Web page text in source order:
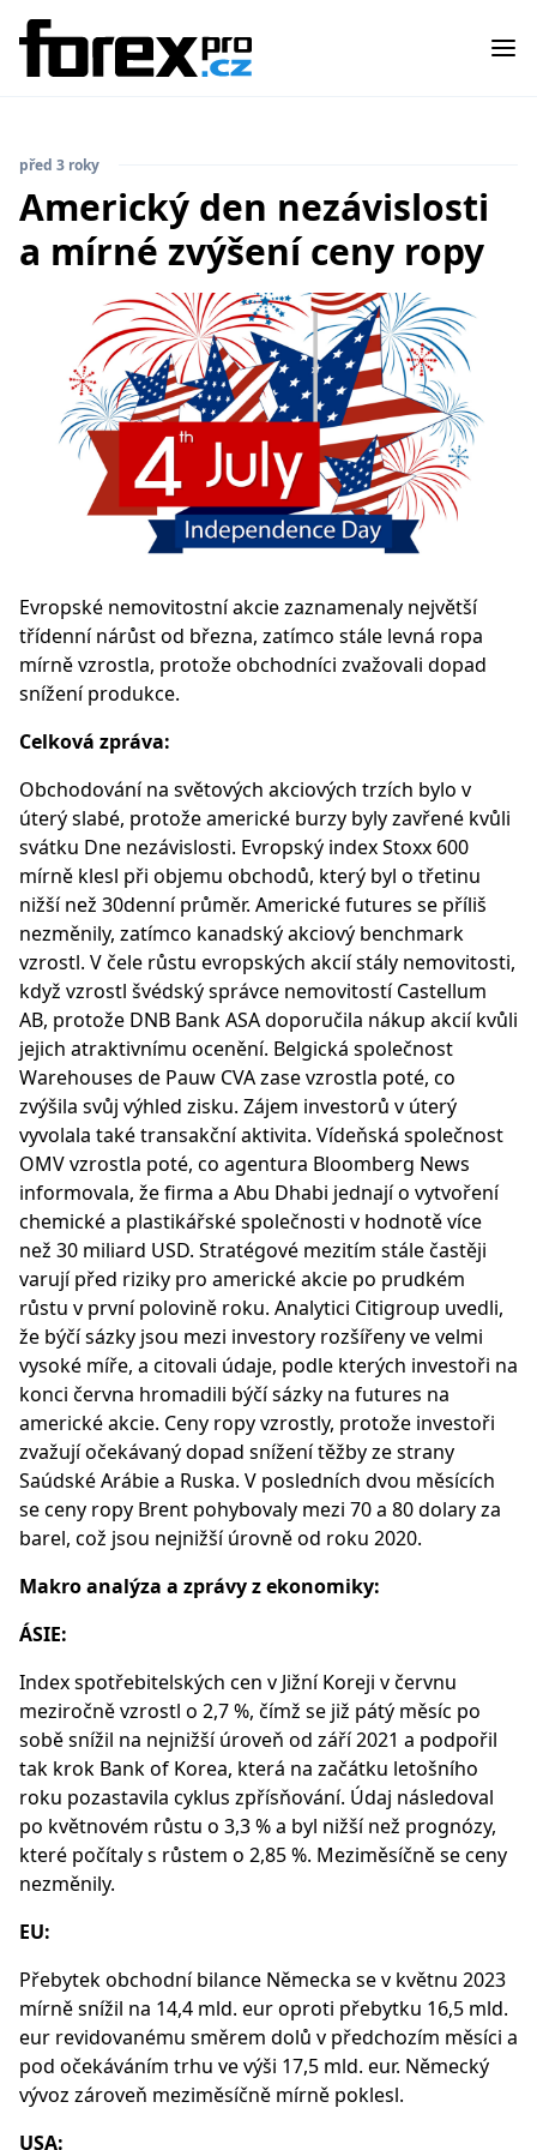
před 3 roky
Americký den nezávislosti
a mírné zvýšení ceny ropy
Evropské nemovitostní akcie zaznamenaly největší
třídenní nárůst od března, zatímco stále levná ropa
mírně vzrostla, protože obchodníci zvažovali dopad
snížení produkce.
Celková zpráva:
Obchodování na světových akciových trzích bylo v
úterý slabé, protože americké burzy byly zavřené kvůli
svátku Dne nezávislosti. Evropský index Stoxx 600
mírně klesl při objemu obchodů, který byl o třetinu
nižší než 30denní průměr. Americké futures se příliš
nezměnily, zatímco kanadský akciový benchmark
vzrostl. V čele růstu evropských akcií stály nemovitosti,
když vzrostl švédský správce nemovitostí Castellum
AB, protože DNB Bank ASA doporučila nákup akcií kvůli
jejich atraktivnímu ocenění. Belgická společnost
Warehouses de Pauw CVA zase vzrostla poté, co
zvýšila svůj výhled zisku. Zájem investorů v úterý
vyvolala také transakční aktivita. Vídeňská společnost
OMV vzrostla poté, co agentura Bloomberg News
informovala, že firma a Abu Dhabi jednají o vytvoření
chemické a plastikářské společnosti v hodnotě více
než 30 miliard USD. Stratégové mezitím stále častěji
varují před riziky pro americké akcie po prudkém
růstu v první polovině roku. Analytici Citigroup uvedli,
že býčí sázky jsou mezi investory rozšířeny ve velmi
vysoké míře, a citovali údaje, podle kterých investoři na
konci června hromadili býčí sázky na futures na
americké akcie. Ceny ropy vzrostly, protože investoři
zvažují očekávaný dopad snížení těžby ze strany
Saúdské Arábie a Ruska. V posledních dvou měsících
se ceny ropy Brent pohybovaly mezi 70 a 80 dolary za
barel, což jsou nejnižší úrovně od roku 2020.
Makro analýza a zprávy z ekonomiky:
ÁSIE:
Index spotřebitelských cen v Jižní Koreji v červnu
meziročně vzrostl o 2,7 %, čímž se již pátý měsíc po
sobě snížil na nejnižší úroveň od září 2021 a podpořil
tak krok Bank of Korea, která na začátku letošního
roku pozastavila cyklus zpřísňování. Údaj následoval
po květnovém růstu o 3,3 % a byl nižší než prognózy,
které počítaly s růstem o 2,85 %. Meziměsíčně se ceny
nezměnily.
EU:
Přebytek obchodní bilance Německa se v květnu 2023
mírně snížil na 14,4 mld. eur oproti přebytku 16,5 mld.
eur revidovanému směrem dolů v předchozím měsíci a
pod očekáváním trhu ve výši 17,5 mld. eur. Německý
vývoz zároveň meziměsíčně mírně poklesl.
USA: